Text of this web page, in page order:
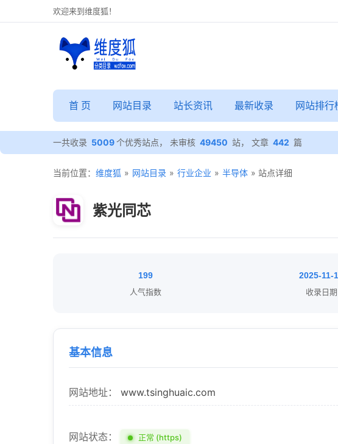
欢迎来到维度狐！
首 页 网站目录 站长资讯 最新收录 网站排行
一共收录 5009个优秀站点， 未审核 49450 站， 文章 442 篇
当前位置： 维度狐 » 网站目录 » 行业企业 » 半导体 » 站点详细
紫光同芯
199
人气指数
2025-11-
收录日期
基本信息
网站地址： www.tsinghuaic.com
网站状态： 正常 (https)